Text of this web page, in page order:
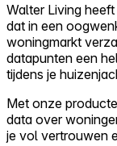
Walter Living
dat in een
woningmarkt
datapunten een
tijdens je
Met onze
data over
je vol vertrouwen